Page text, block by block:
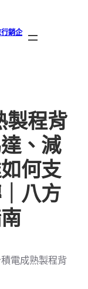
行銷企
製程背
、減
何支
八方
電成熟製程背